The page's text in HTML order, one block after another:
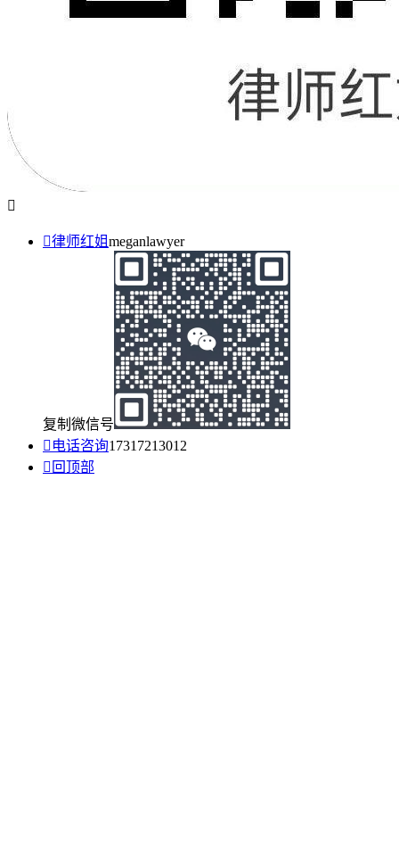

律师红姐meganlawyer
复制微信号
 电话咨询17317213012
 回顶部